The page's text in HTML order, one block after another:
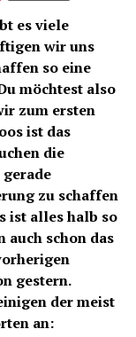
es viele
wir uns
so eine
möchtest also
zum ersten
ist das
die
zu schaffen
ist alles halb so
auch schon das
gestern.
der meist
an: